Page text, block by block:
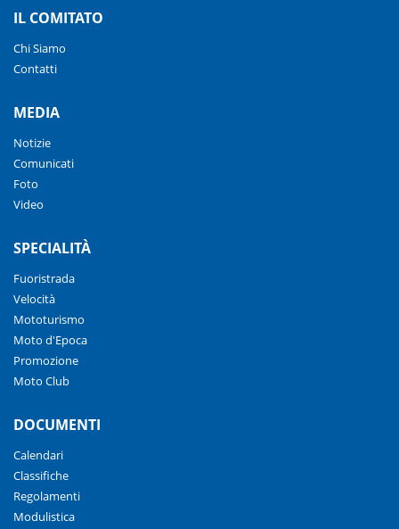
IL COMITATO
Chi Siamo
Contatti
MEDIA
Notizie
Comunicati
Foto
Video
SPECIALITÀ
Fuoristrada
Velocità
Mototurismo
Moto d'Epoca
Promozione
Moto Club
DOCUMENTI
Calendari
Classifiche
Regolamenti
Modulistica